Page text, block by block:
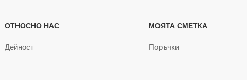
ОТНОСНО НАС
Дейност
МОЯТА СМЕТКА
Поръчки